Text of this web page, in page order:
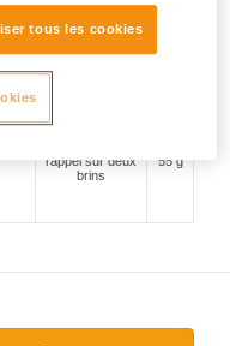
assurage du
second et
descente en
rappel sur deux
rappel sur deux
brins
55 g
tous les cookies